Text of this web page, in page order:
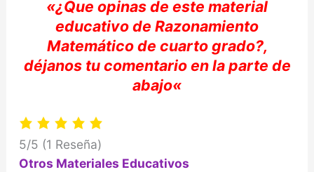
«¿Que opinas de este material
educativo de Razonamiento
Matemáticode cuartogrado?,
déjanostucomentario en la parte de
abajo«
5/5 (1 Reseña)
Otros Materiales Educativos